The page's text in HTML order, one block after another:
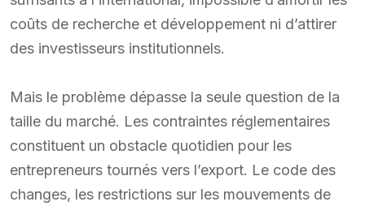
coûts de recherche et développement ni d’attirer
des investisseurs institutionnels.
Mais le problème dépasse la seule question de la
taille du marché. Les contraintes réglementaires
constituent un obstacle quotidien pour les
entrepreneurs tournés vers l’export. Le code des
changes, les restrictions sur les mouvements de